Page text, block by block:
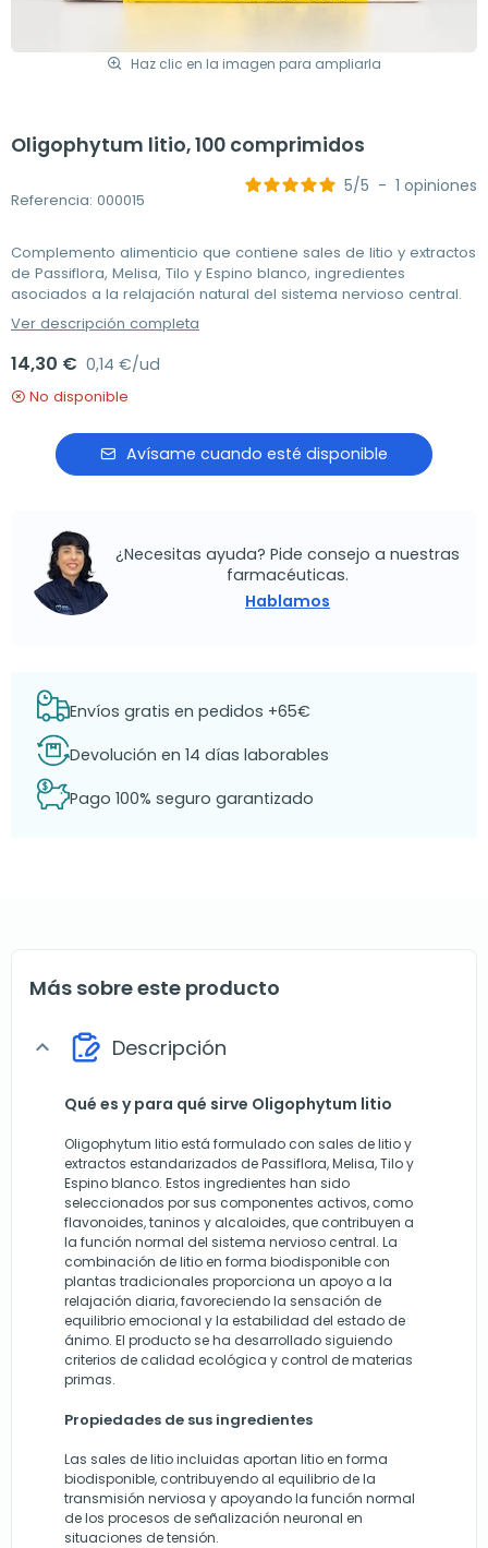
Haz clic en la imagen para ampliarla
Oligophytum litio, 100 comprimidos
Referencia: 000015
5/5 - 1 opiniones
Complemento alimenticio que contiene sales de litio y extractos
de Passiflora, Melisa, Tilo y Espino blanco, ingredientes
asociados a la relajación natural del sistema nervioso central.
Ver descripción completa
14,30 € 0,14 €/ud
No disponible
Avísame cuando esté disponible
¿Necesitas ayuda? Pide consejo a nuestras
farmacéuticas.
Hablamos
Envíos gratis en pedidos +65€
Devolución en 14 días laborables
Pago 100% seguro garantizado
Más sobre este producto
expand_more Descripción
Qué es y para qué sirve Oligophytum litio
Oligophytum litio está formulado con sales de litio y
extractos estandarizados de Passiflora, Melisa, Tilo y
Espino blanco. Estos ingredientes han sido
seleccionados por sus componentes activos, como
flavonoides, taninos y alcaloides, que contribuyen a
la función normal del sistema nervioso central. La
combinación de litio en forma biodisponible con
plantas tradicionales proporciona un apoyo a la
relajación diaria, favoreciendo la sensación de
equilibrio emocional y la estabilidad del estado de
ánimo. El producto se ha desarrollado siguiendo
criterios de calidad ecológica y control de materias
primas.
Propiedades de sus ingredientes
Las sales de litio incluidas aportan litio en forma
biodisponible, contribuyendo al equilibrio de la
transmisión nerviosa y apoyando la función normal
de los procesos de señalización neuronal en
situaciones de tensión.